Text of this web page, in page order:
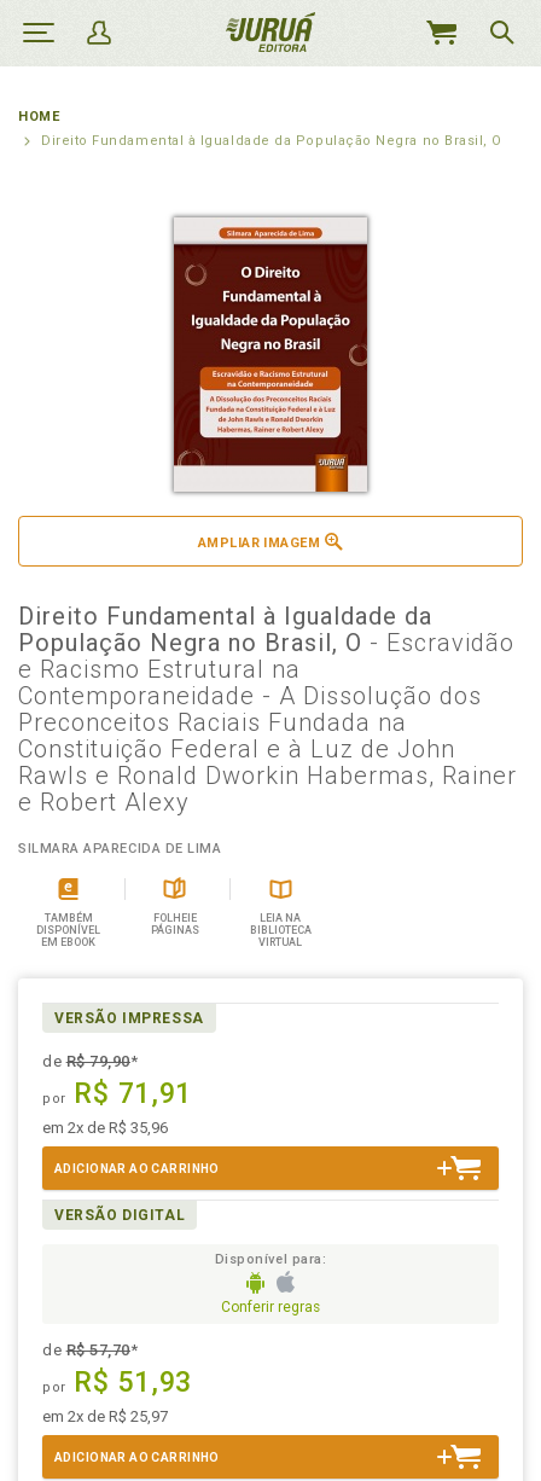
MEU
HOME
Direito Fundamental à Igualdade da População Negra no Brasil, O
AMPLIAR IMAGEM
Direito Fundamental à Igualdade da
População Negra no Brasil, O - Escravidão
e Racismo Estrutural na
Contemporaneidade - A Dissolução dos
Preconceitos Raciais Fundada na
Constituição Federal e à Luz de John
Rawls e Ronald Dworkin Habermas, Rainer
e Robert Alexy
SILMARA APARECIDA DE LIMA
TAMBÉM
DISPONÍVEL
EM EBOOK
FOLHEIE
PÁGINAS
LEIA NA
BIBLIOTECA
VIRTUAL
VERSÃO IMPRESSA
deR$ 79,90*
por R$ 71,91
em 2x de R$ 35,96
ADICIONAR AO CARRINHO
VERSÃO DIGITAL
Disponível para:
Conferir regras
deR$ 57,70*
por R$ 51,93
em 2x de R$ 25,97
ADICIONAR AO CARRINHO